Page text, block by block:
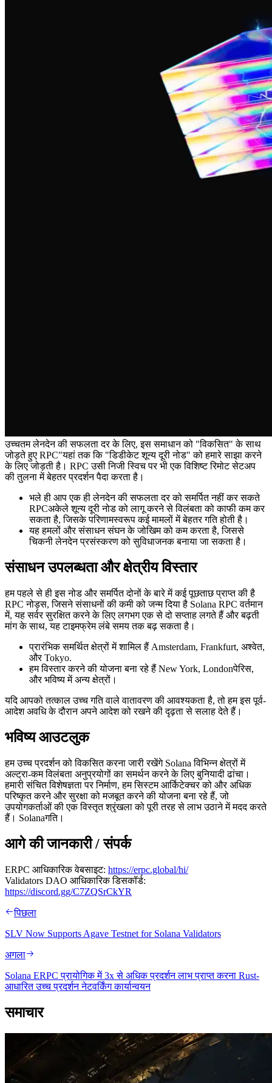
उच्चतम लेनदेन की सफलता दर के लिए, इस समाधान को "विकसित" के साथ
जोड़ते हुए RPC"यहां तक कि "डिडीकेट शून्य दूरी नोड" को हमारे साझा करने
के लिए जोड़ती है। RPC उसी निजी स्विच पर भी एक विशिष्ट रिमोट सेटअप
की तुलना में बेहतर प्रदर्शन पैदा करता है।
भले ही आप एक ही लेनदेन की सफलता दर को समर्पित नहीं कर सकते
RPCअकेले शून्य दूरी नोड को लागू करने से विलंबता को काफी कम कर
सकता है, जिसके परिणामस्वरूप कई मामलों में बेहतर गति होती है।
यह हमलों और संसाधन संघन के जोखिम को कम करता है, जिससे
चिकनी लेनदेन प्रसंस्करण को सुविधाजनक बनाया जा सकता है।
संसाधन उपलब्धता और क्षेत्रीय विस्तार
हम पहले से ही इस नोड और समर्पित दोनों के बारे में कई पूछताछ प्राप्त की है
RPC नोड्स, जिसने संसाधनों की कमी को जन्म दिया है Solana RPC वर्तमान
में, यह सर्वर सुरक्षित करने के लिए लगभग एक से दो सप्ताह लगते हैं और बढ़ती
मांग के साथ, यह टाइमफ्रेम लंबे समय तक बढ़ सकता है।
प्रारंभिक समर्थित क्षेत्रों में शामिल हैं Amsterdam, Frankfurt, अश्वेत,
और Tokyo.
हम विस्तार करने की योजना बना रहे हैं New York, Londonपेरिस,
और भविष्य में अन्य क्षेत्रों।
यदि आपको तत्काल उच्च गति वाले वातावरण की आवश्यकता है, तो हम इस पूर्व-
आदेश अवधि के दौरान अपने आदेश को रखने की दृढ़ता से सलाह देते हैं।
भविष्य आउटलुक
हम उच्च प्रदर्शन को विकसित करना जारी रखेंगे Solana विभिन्न क्षेत्रों में
अल्ट्रा-कम विलंबता अनुप्रयोगों का समर्थन करने के लिए बुनियादी ढांचा।
हमारी संचित विशेषज्ञता पर निर्माण, हम सिस्टम आर्किटेक्चर को और अधिक
परिष्कृत करने और सुरक्षा को मजबूत करने की योजना बना रहे हैं, जो
उपयोगकर्ताओं की एक विस्तृत श्रृंखला को पूरी तरह से लाभ उठाने में मदद करते
हैं। Solanaगति।
आगे की जानकारी / संपर्क
ERPC आधिकारिक वेबसाइट: https://erpc.global/hi/
Validators DAO आधिकारिक डिसकॉर्ड:
https://discord.gg/C7ZQSrCkYR
पिछला
SLV Now Supports Agave Testnet for Solana Validators
अगला
Solana ERPC प्रायोगिक में 3x से अधिक प्रदर्शन लाभ प्राप्त करना Rust-
आधारित उच्च प्रदर्शन नेटवर्किंग कार्यान्वयन
समाचार